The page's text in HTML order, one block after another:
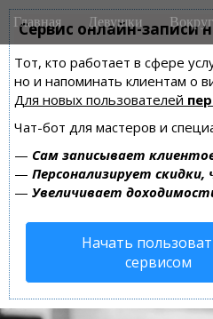
Сервис онлайн-записи
Тот, кто работает в сфере
но и напоминать клиентам о
Для новых пользователей
Чат-бот для мастеров и
— Сам записывает
— Персонализирует
— Увеличивает
Начать
сервисом
M
a
n
m
e
n
u
i
Главная Девушки